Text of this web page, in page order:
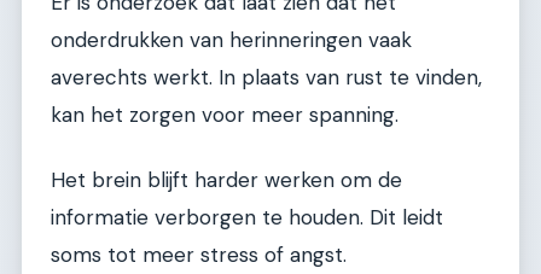
onderdrukken van herinneringen vaak
averechts werkt. In plaats van rust te vinden,
kan het zorgen voor meer spanning.
Het brein blijft harder werken om de
informatie verborgen te houden. Dit leidt
soms tot meer stress of angst.